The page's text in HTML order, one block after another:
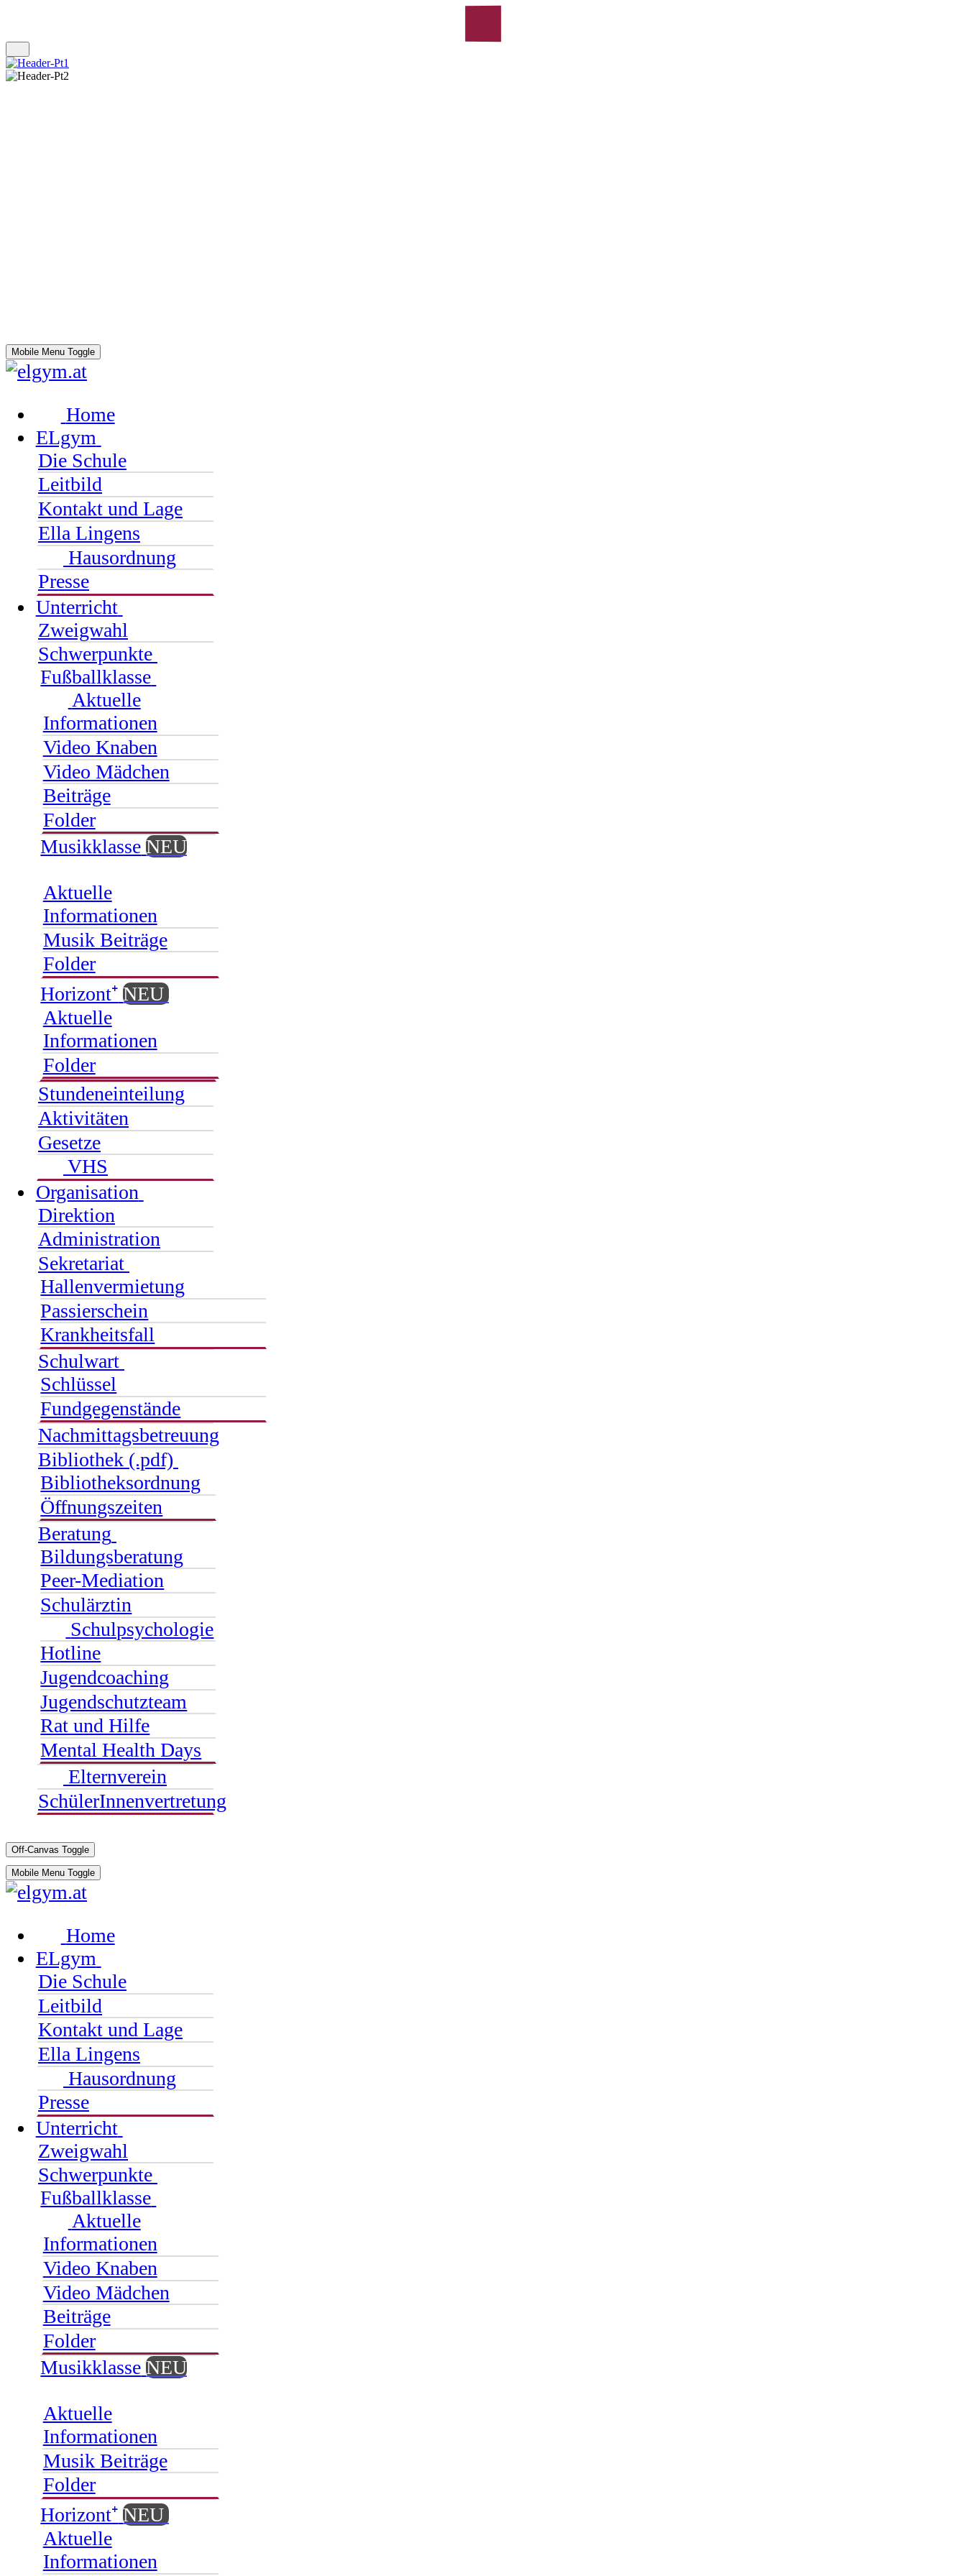
Mobile Menu Toggle
Home
ELgym
Die Schule
Leitbild
Kontakt und Lage
Ella Lingens
Hausordnung
Presse
Unterricht
Zweigwahl
Schwerpunkte
Fußballklasse
Aktuelle
Informationen
Video Knaben
Video Mädchen
Beiträge
Folder
Musikklasse NEU
Aktuelle
Informationen
Musik Beiträge
Folder
Horizont⁺ NEU
Aktuelle
Informationen
Folder
Stundeneinteilung
Aktivitäten
Gesetze
VHS
Organisation
Direktion
Administration
Sekretariat
Hallenvermietung
Passierschein
Krankheitsfall
Schulwart
Schlüssel
Fundgegenstände
Nachmittagsbetreuung
Bibliothek (.pdf)
Bibliotheksordnung
Öffnungszeiten
Beratung
Bildungsberatung
Peer-Mediation
Schulärztin
Schulpsychologie
Hotline
Jugendcoaching
Jugendschutzteam
Rat und Hilfe
Mental Health Days
Elternverein
SchülerInnenvertretung
Off-Canvas Toggle
Mobile Menu Toggle
Home
ELgym
Die Schule
Leitbild
Kontakt und Lage
Ella Lingens
Hausordnung
Presse
Unterricht
Zweigwahl
Schwerpunkte
Fußballklasse
Aktuelle
Informationen
Video Knaben
Video Mädchen
Beiträge
Folder
Musikklasse NEU
Aktuelle
Informationen
Musik Beiträge
Folder
Horizont⁺ NEU
Aktuelle
Informationen